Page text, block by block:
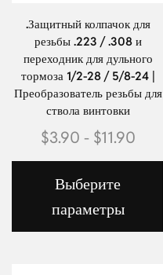
.Защитный колпачок для
резьбы .223 / .308 и
переходник для дульного
тормоза 1/2-28 / 5/8-24 |
Преобразователь резьбы для
ствола винтовки
$3.90 - $11.90
Выберите
параметры